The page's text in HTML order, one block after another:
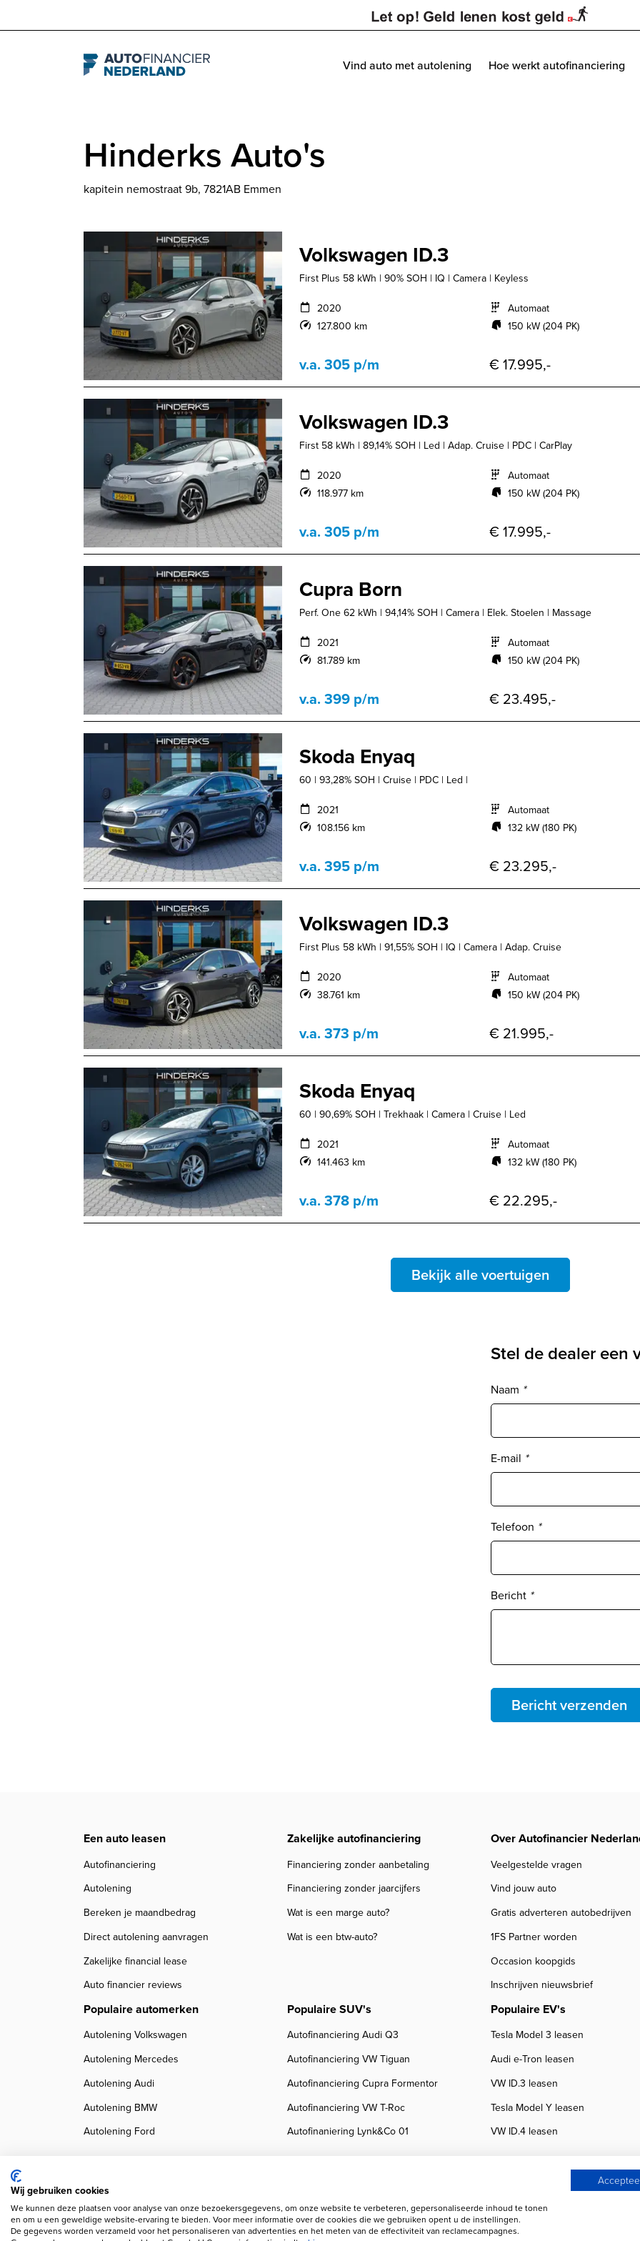
Navigation Vind auto met autolening Hoe werkt autofinanciering
Hinderks Auto's
kapitein nemostraat 9b, 7821AB Emmen
Volkswagen ID.3
First Plus 58 kWh | 90% SOH | IQ | Camera | Keyless
2020
127.800 km
Automaat
150 kW (204 PK)
v.a. 305 p/m € 17.995,-
Volkswagen ID.3
First 58 kWh | 89,14% SOH | Led | Adap. Cruise | PDC | CarPlay
2020
118.977 km
Automaat
150 kW (204 PK)
v.a. 305 p/m € 17.995,-
Cupra Born
Perf. One 62 kWh | 94,14% SOH | Camera | Elek. Stoelen | Massage
2021
81.789 km
Automaat
150 kW (204 PK)
v.a. 399 p/m € 23.495,-
Skoda Enyaq
60 | 93,28% SOH | Cruise | PDC | Led |
2021
108.156 km
Automaat
132 kW (180 PK)
v.a. 395 p/m € 23.295,-
Volkswagen ID.3
First Plus 58 kWh | 91,55% SOH | IQ | Camera | Adap. Cruise
2020
38.761 km
Automaat
150 kW (204 PK)
v.a. 373 p/m € 21.995,-
Skoda Enyaq
60 | 90,69% SOH | Trekhaak | Camera | Cruise | Led
2021
141.463 km
Automaat
132 kW (180 PK)
v.a. 378 p/m € 22.295,-
Bekijk alle voertuigen
Stel de dealer een
Naam *
E-mail *
Telefoon *
Bericht *
Bericht verzenden
Een auto leasen
Autofinanciering
Autolening
Bereken je maandbedrag
Direct autolening aanvragen
Zakelijke financial lease
Auto financier reviews
Zakelijke autofinanciering
Financiering zonder aanbetaling
Financiering zonder jaarcijfers
Wat is een marge auto?
Wat is een btw-auto?
Over Autofinancier
Veelgestelde vragen
Vind jouw auto
Gratis adverteren autobedrijven
1FS Partner worden
Occasion koopgids
Inschrijven nieuwsbrief
Populaire automerken
Autolening Volkswagen
Autolening Mercedes
Autolening Audi
Autolening BMW
Autolening Ford
Populaire SUV's
Autofinanciering Audi Q3
Autofinanciering VW Tiguan
Autofinanciering Cupra Formentor
Autofinanciering VW T-Roc
Autofinaniering Lynk&Co 01
Populaire EV's
Tesla Model 3 leasen
Audi e-Tron leasen
VW ID.3 leasen
Tesla Model Y leasen
VW ID.4 leasen
Copyright navigation
Privacy verklaring Cookieverklaring Disclaimer Klanten beoordelingen
Autobedrijven
Wij gebruiken cookies
We kunnen deze plaatsen voor analyse van onze bezoekersgegevens, om onze website te verbeteren, gepersonaliseerde inhoud te tonen
en om u een geweldige website-ervaring te bieden. Voor meer informatie over de cookies die we gebruiken opent u de instellingen.
De gegevens worden verzameld voor het personaliseren van advertenties en het meten van de effectiviteit van reclamecampagnes.